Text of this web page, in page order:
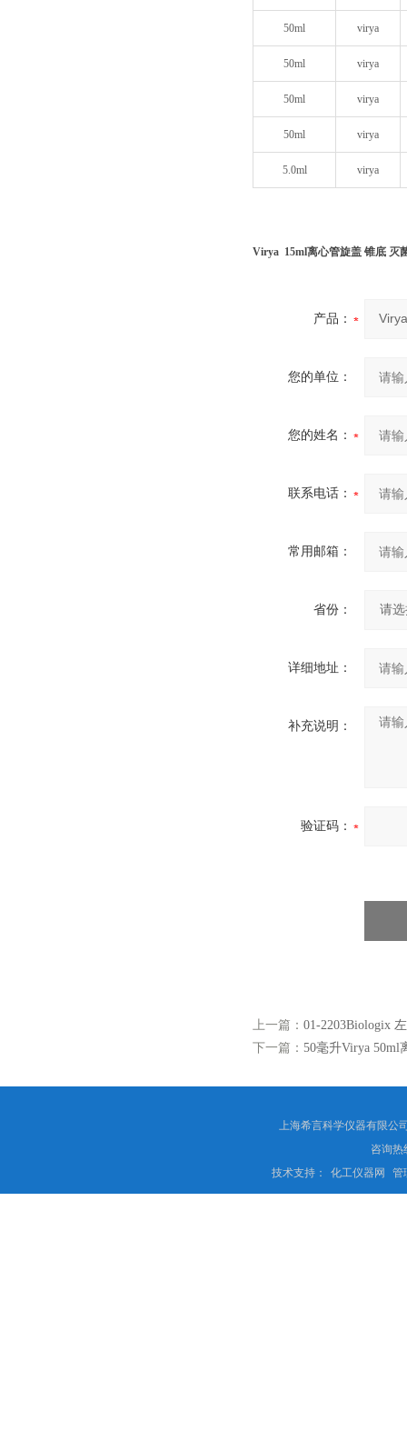
50ml virya
50ml virya
50ml virya
50ml virya
5.0ml virya
Virya 15ml离心管旋盖 锥底 灭
产品：
您的单位：
您的姓名：
联系电话：
常用邮箱：
省份：
详细地址：
补充说明：
验证码：
上一篇： 01-2203Biologix
下一篇： 50毫升Virya 50ml
上海希言科学仪器有限公
咨询热
技术支持：
化工仪器网 管